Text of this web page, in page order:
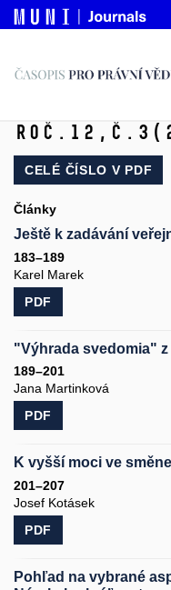
Roč.12, č.3
CELÉ ČÍSLO V PDF
Články
Ještě k zadávání
183–189
Karel Marek
PDF
"Výhrada svedomia"
189–201
Jana Martinková
PDF
K vyšší moci ve
201–207
Josef Kotásek
PDF
Pohľad na vybrané